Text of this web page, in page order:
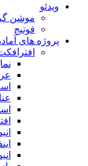
ویدئو
موشن
فوتیج
پروژه های